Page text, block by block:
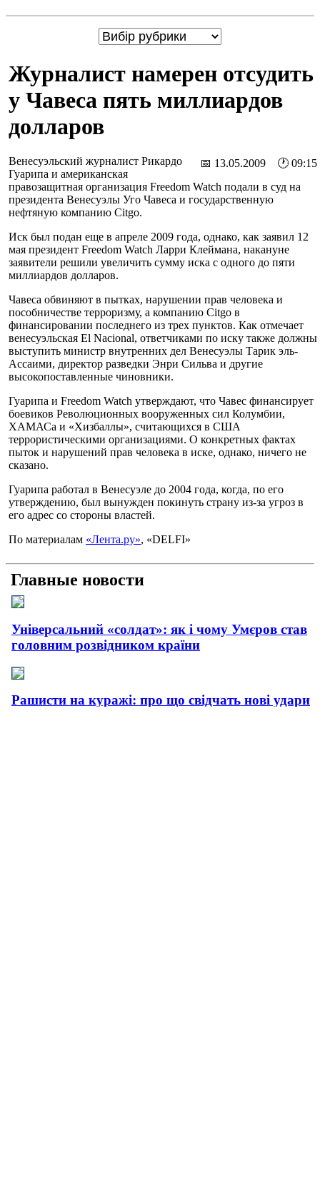
Журналист намерен отсудить
у Чавеса пять миллиардов
долларов
📅 13.05.2009 🕐 09:15
Венесуэльский журналист Рикардо
Гуарипа и американская
правозащитная организация Freedom Watch подали в суд на
президента Венесуэлы Уго Чавеса и государственную
нефтяную компанию Citgo.
Иск был подан еще в апреле 2009 года, однако, как заявил 12
мая президент Freedom Watch Ларри Клеймана, накануне
заявители решили увеличить сумму иска с одного до пяти
миллиардов долларов.
Чавеса обвиняют в пытках, нарушении прав человека и
пособничестве терроризму, а компанию Citgo в
финансировании последнего из трех пунктов. Как отмечает
венесуэльская El Nacional, ответчиками по иску также должны
выступить министр внутренних дел Венесуэлы Тарик эль-
Ассаими, директор разведки Энри Сильва и другие
высокопоставленные чиновники.
Гуарипа и Freedom Watch утверждают, что Чавес финансирует
боевиков Революционных вооруженных сил Колумбии,
ХАМАСа и «Хизбаллы», считающихся в США
террористическими организациями. О конкретных фактах
пыток и нарушений прав человека в иске, однако, ничего не
сказано.
Гуарипа работал в Венесуэле до 2004 года, когда, по его
утверждению, был вынужден покинуть страну из-за угроз в
его адрес со стороны властей.
По материалам «Лента.ру», «DELFI»
Главные новости
Універсальний «солдат»: як і чому Умєров став
головним розвідником країни
Рашисти на куражі: про що свідчать нові удари